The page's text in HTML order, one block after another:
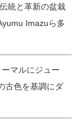
統と革新の盆栽
Imazuら多
マルにジュー
古色を基調にダ